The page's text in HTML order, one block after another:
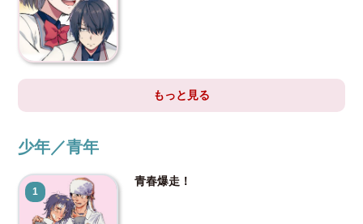
もっと見る
少年／青年
1
青春爆走！